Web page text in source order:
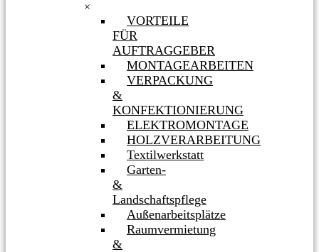
×
VORTEILE
FÜR
AUFTRAGGEBER
MONTAGEARBEITEN
VERPACKUNG
&
KONFEKTIONIERUNG
ELEKTROMONTAGE
HOLZVERARBEITUNG
Textilwerkstatt
Garten-
&
Landschaftspflege
Außenarbeitsplätze
Raumvermietung
&